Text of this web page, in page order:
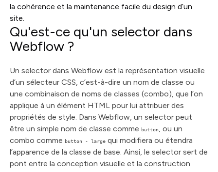
la cohérence et la maintenance facile du design d’un
site.
Qu'est-ce qu'un selector dans
Webflow ?
Un selector dans Webflow est la représentation visuelle
d’un sélecteur CSS, c’est-à-dire un nom de classe ou
une combinaison de noms de classes (combo), que l’on
applique à un élément HTML pour lui attribuer des
propriétés de style. Dans Webflow, un selector peut
être un simple nom de classe comme button, ou un
combo comme button - large qui modifiera ou étendra
l’apparence de la classe de base. Ainsi, le selector sert de
pont entre la conception visuelle et la construction